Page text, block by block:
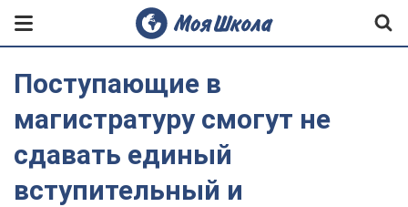
Поступающие в
магистратуру смогут не
сдавать единый
вступительный и